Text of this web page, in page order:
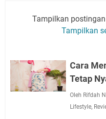
Tampilkan
Tampilkan
Cara
Tetap
Oleh Rifdah
Lifestyle,